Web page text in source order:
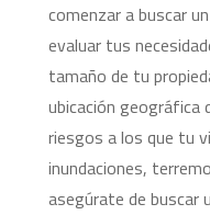
comenzar a buscar
evaluar tus
tamaño de tu
ubicación geográfica
riesgos a los que tu
inundaciones,
asegúrate de buscar